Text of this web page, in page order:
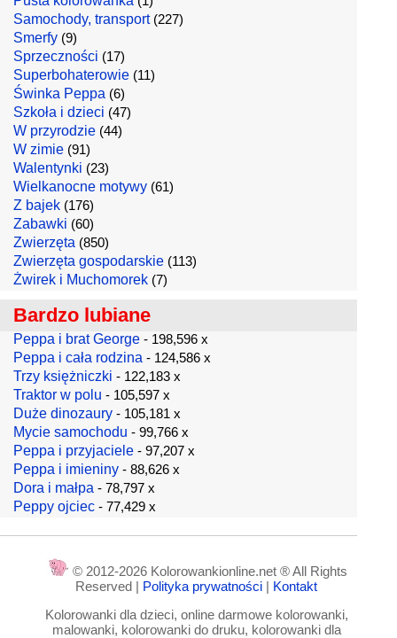
Samochody, transport(227)
Smerfy (9)
Sprzeczności (17)
Superbohaterowie (11)
Świnka Peppa (6)
Szkoła i dzieci (47)
W przyrodzie (44)
W zimie (91)
Walentynki (23)
Wielkanocne motywy (61)
Z bajek (176)
Zabawki (60)
Zwierzęta (850)
Zwierzęta gospodarskie (113)
Żwirek i Muchomorek (7)
Bardzo lubiane
Peppa i brat George - 198,596 x
Peppa i cała rodzina - 124,586 x
Trzy księżniczki - 122,183 x
Traktor w polu - 105,597 x
Duże dinozaury - 105,181 x
Mycie samochodu - 99,766 x
Peppa i przyjaciele - 97,207 x
Peppa i imieniny - 88,626 x
Dora i małpa - 78,797 x
Peppy ojciec - 77,429 x
© 2012-2026 Kolorowankionline.net ® All Rights
Reserved | Polityka prywatności | Kontakt
Kolorowanki dla dzieci, online darmowe kolorowanki,
malowanki, kolorowanki do druku, kolorowanki dla